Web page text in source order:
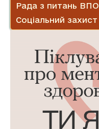
Рада з питань ВПО
Соціальний захист